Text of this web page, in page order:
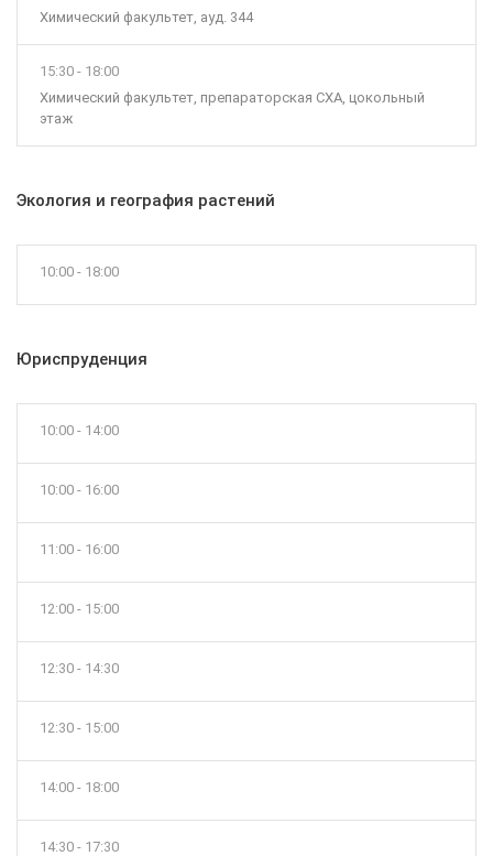
Химический факультет, ауд. 344
15:30 - 18:00
Химический факультет, препараторская СХА, цокольный
этаж
Экология и география растений
10:00 - 18:00
Юриспруденция
10:00 - 14:00
10:00 - 16:00
11:00 - 16:00
12:00 - 15:00
12:30 - 14:30
12:30 - 15:00
14:00 - 18:00
14:30 - 17:30